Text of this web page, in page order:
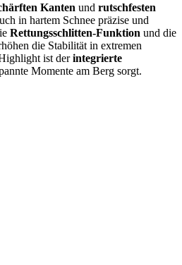
Kanten und rutschfesten
in hartem Schnee präzise und
Rettungsschlitten-Funktion und die
die Stabilität in extremen
ist derintegrierte
Momente am Berg sorgt.